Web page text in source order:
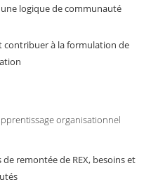
logique de communauté
contribuer à la formulation de
organisationnel
remontée de REX, besoins et